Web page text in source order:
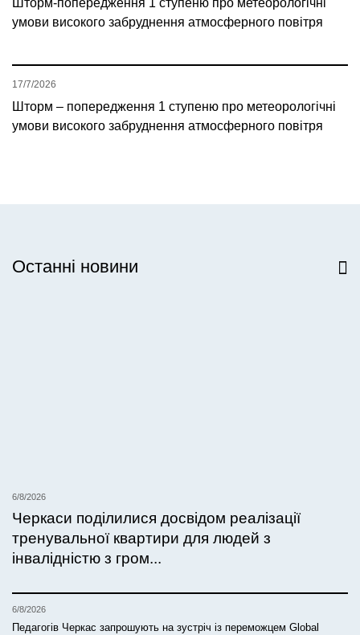
Шторм-попередження 1 ступеню про метеорологічні
умови високого забруднення атмосферного повітря
Шторм – попередження 1 ступеню про метеорологічні
умови високого забруднення атмосферного повітря
17/7/2026
Останні новини
6/8/2026
Черкаси поділилися досвідом реалізації
тренувальної квартири для людей з
інвалідністю з гром...
6/8/2026
Педагогів Черкас запрошують на зустріч із переможцем Global